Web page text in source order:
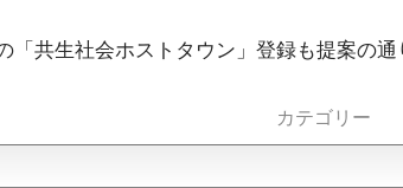
共生社会ホストタウン」登録も提案の
カテゴリー